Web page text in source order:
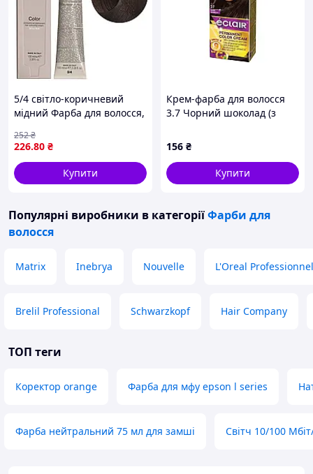
5/4 світло-коричневий
мідний Фарба для волосся,
Color 3Deluxe Professional
226.80 ₴
252₴
Купити
Крем-фарба для волосся
3.7 Чорний шоколад (з
156 ₴
Купити
Популярні виробники в категоріїФарби для
волосся
Matrix Inebrya Nouvelle L'Oreal Professionnel
Brelil Professional Schwarzkopf Hair Company
ТОП теги
Коректор orange Фарба для мфу epson l series
Фарба нейтральний 75 мл для замші Світч 10/100